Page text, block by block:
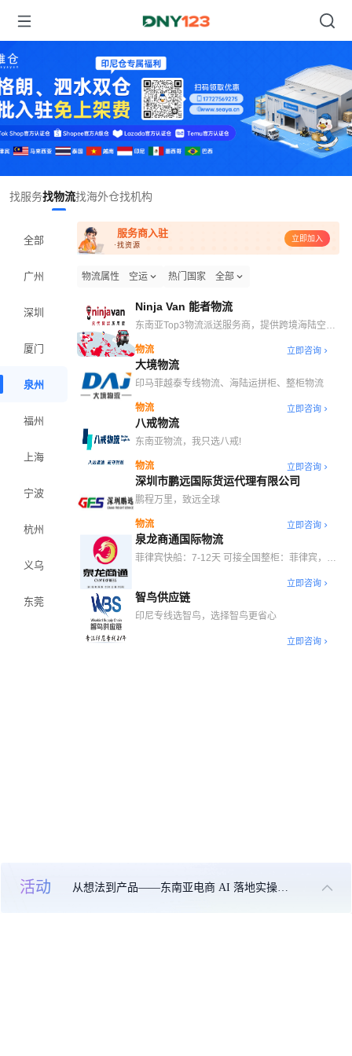
活动
找服务找物流找海外仓找机构
全部
广州
深圳
厦门
泉州
福州
上海
宁波
杭州
义乌
东莞
服务商入驻
·找资源
立即加入
物流属性 空运 热门国家 全部
Ninja Van 能者物流
东南亚Top3物流派送服务商，提供跨境海陆空干
方案
物流 立即咨询
大境物流
印马菲越泰专线物流、海陆运拼柜、整柜物流
物流 立即咨询
八戒物流
东南亚物流，我只选八戒!
物流 立即咨询
深圳市鹏远国际货运代理有限公司
鹏程万里，致远全球
物流 立即咨询
泉龙商通国际物流
菲律宾快船：7-12天 可接全国整柜：菲律宾，印
立即咨询
智鸟供应链
印尼专线选智鸟，选择智鸟更省心
立即咨询